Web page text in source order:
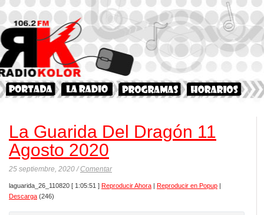
La Guarida Del Dragón 11
Agosto 2020
25 septiembre, 2020 /Comentar
laguarida_26_110820 [ 1:05:51 ] Reproducir Ahora | Reproducir en Popup |
Descarga (246)